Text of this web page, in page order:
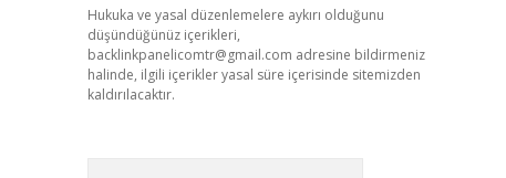
Hukuka ve yasal düzenlemelere aykırı olduğunu
düşündüğünüz içerikleri,
backlinkpanelicomtr@gmail.com adresine bildirmeniz
halinde, ilgili içerikler yasal süre içerisinde sitemizden
kaldırılacaktır.